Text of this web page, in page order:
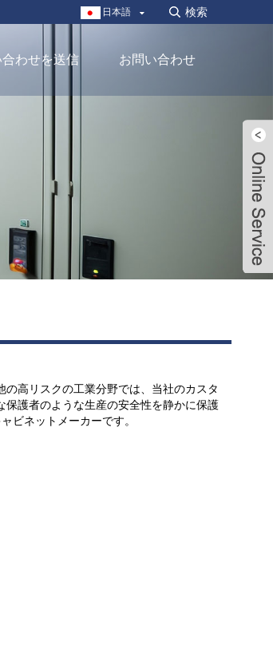
日本語
合わせを送信 お問い合わせ
高リスクの工業分野では、当社のカスタ
保護者のような生産の安全性を静かに保護
ビネットメーカーです。